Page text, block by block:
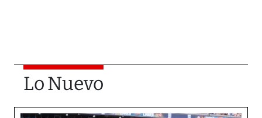
Lo Nuevo